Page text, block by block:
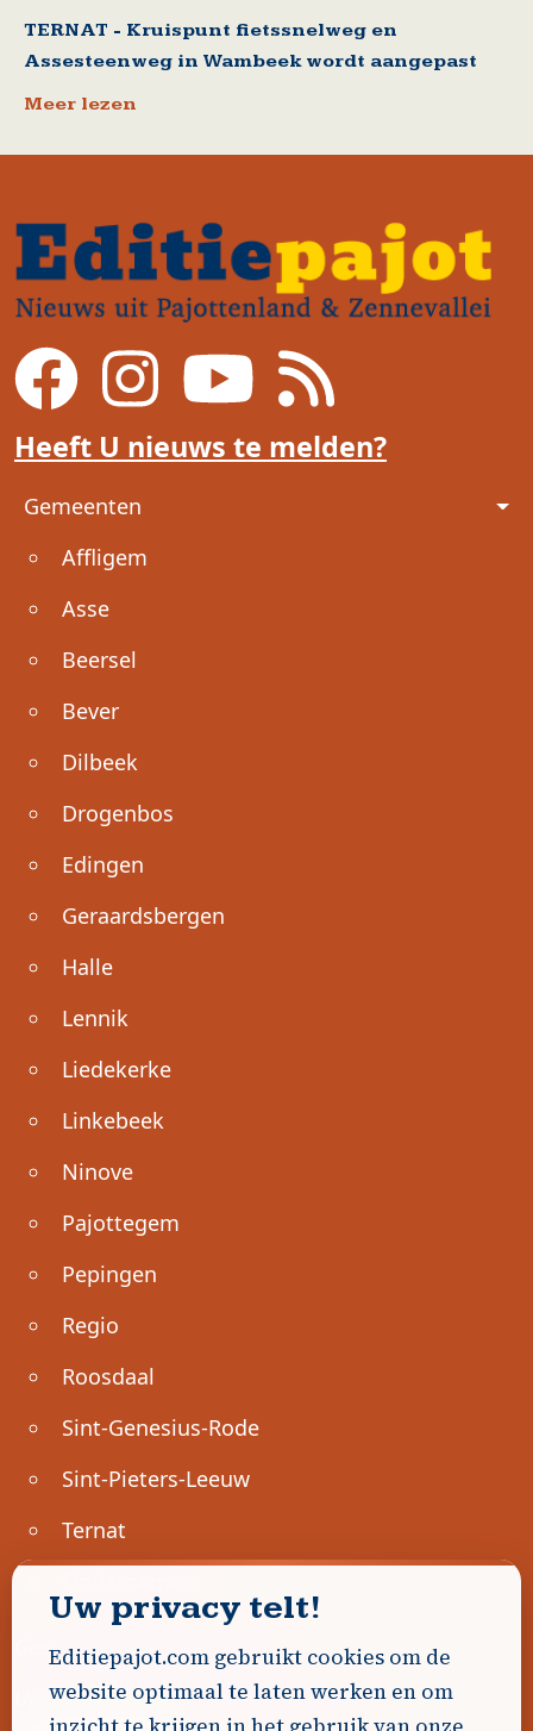
TERNAT - Kruispunt fietssnelweg en
Assesteenweg in Wambeek wordt aangepast
Meer lezen
Heeft U nieuws te melden?
Voet
Gemeenten
Affligem
Asse
Beersel
Bever
Dilbeek
Drogenbos
Edingen
Geraardsbergen
Halle
Lennik
Liedekerke
Linkebeek
Ninove
Pajottegem
Pepingen
Regio
Roosdaal
Sint-Genesius-Rode
Sint-Pieters-Leeuw
Ternat
Geen advertenties gevonden.
Uw advertentie hier? Contacteer ons!
Uw privacy telt!
Editiepajot.com gebruikt cookies om de
website optimaal te laten werken en om